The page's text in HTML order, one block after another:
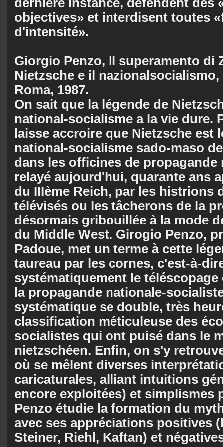
dernière instance, défendent des
objectives» et in­terdisent toutes
d'intensité».
Giorgio Penzo, Il superamento di
Nietzsche e il
Roma, 1987.
On sait que la légende de
national-socialisme a la vie dure.
laisse ac­croire que Nietzsche est
national-socialisme sado-maso
dans les officines de propagande
relayé aujourd'hui, quarante ans
du IIIème Reich, par les histrions
télévisés ou les tâcherons de la
désormais gribouillée à la mode
du Middle West. Girogio Penzo,
Padoue, met un terme à cette
taureau par les cornes, c'est-à-
systématiquement le téléscopage
la propagande nationale-
systématique se double, très
classification méticuleuse des
socialistes qui ont puisé dans le
nietzschéen. Enfin, on s'y
où se mêlent diverses
caricaturales, alliant intuitions
encore exploitées) et simplismes
Penzo étudie la forma­tion du
avec ses appréciations positives
Steiner, Riehl, Kaftan) et